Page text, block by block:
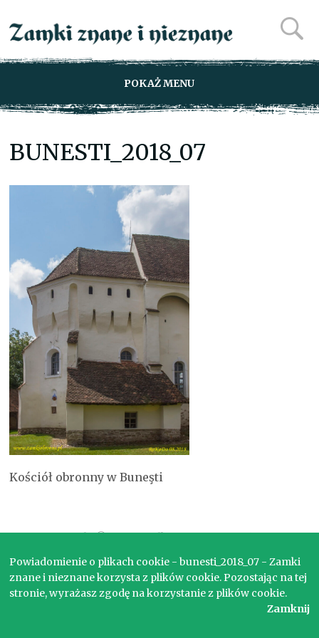
POKAŻ MENU
BUNESTI_2018_07
Kościół obronny w Buneşti
Copyright © 2017. Wszelkie prawa zastrzeżone.
Powiadomienie o plikach cookie - bunesti_2018_07 - Zamki
znane i nieznane korzysta z plików cookie. Pozostając na tej
stronie, wyrażasz zgodę na korzystanie z plików cookie.
Zamknij